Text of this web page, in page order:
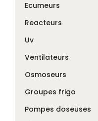
Ecumeurs
Reacteurs
Uv
Ventilateurs
Osmoseurs
Groupes frigo
Pompes doseuses